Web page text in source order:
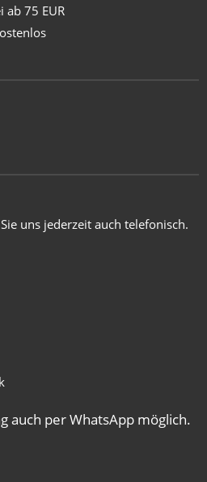
ab 75 EUR
uns jederzeit auch telefonisch.
auch per WhatsApp möglich.